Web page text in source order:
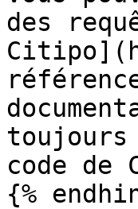
des
code de
{%